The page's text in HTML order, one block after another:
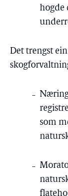
hogde
Det trengst
som